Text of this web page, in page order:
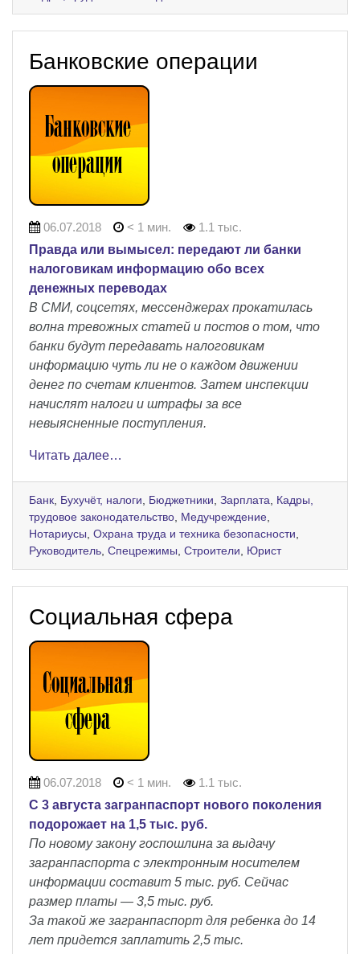
Банковские операции
06.07.2018 < 1 мин.
1.1 тыс.
Правда или вымысел: передают ли банки
налоговикам информацию обо всех
денежных переводах
В СМИ, соцсетях, мессенджерах прокатилась
волна тревожных статей и постов о том, что
банки будут передавать налоговикам
информацию чуть ли не о каждом движении
денег по счетам клиентов. Затем инспекции
начислят налоги и штрафы за все
невыясненные поступления.
Читать далее…
Банк Бухучёт, налоги Бюджетники Зарплата
Кадры,
трудовое законодательство Медучреждение
Нотариусы Охрана труда и техника безопасности
Руководитель Спецрежимы Строители Юрист
Социальная сфера
06.07.2018 < 1 мин.
1.1 тыс.
С 3 августа загранпаспорт нового поколения
подорожает на 1,5 тыс. руб.
По новому закону госпошлина за выдачу
загранпаспорта с электронным носителем
информации составит 5 тыс. руб. Сейчас
размер платы — 3,5 тыс. руб.
За такой же загранпаспорт для ребенка до 14
лет придется заплатить 2,5 тыс.